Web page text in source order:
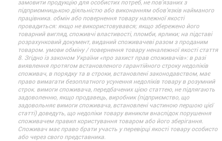
замовити продукцію для особистих потреб, не пов’язаних з
підприємницькою діяльністю або виконанням обов’язків найманого
працівника. обмін або повернення товару належної якості
провадиться: якщо не використовувався; якщо збережено його
товарний вигляд, споживчі властивості, пломби, ярлики; на підставі
розрахунковий документ, виданий споживачеві разом з проданим
товаром. умови обміну / повернення товару неналежної якості стаття
8. Згідно із законом України «про захист прав споживачів»: в разі
виявлення протягом встановленого гарантійного строку недоліків
споживач, в порядку та в строки, встановлені законодавством, має
право вимагати безоплатного усунення недоліків товару в розумний
строк. вимоги споживача, передбачених цією статтею, не підлягають
задоволенню, якщо продавець, виробник (підприємство, що
задовольняє вимоги споживача, встановлені частиною першою цієї
статті) доведуть, що недоліки товару виникли внаслідок порушення
споживачем правил користування товаром або його зберігання.
Споживач має право брати участь у перевірці якості товару особисто
або через свого представника.